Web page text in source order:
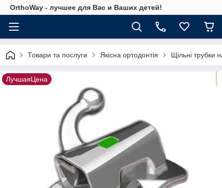
OrthoWay - лучшее для Вас и Ваших детей!
Товари та послуги Якісна ортодонтія Щільні трубки
ЛучшаяЦена